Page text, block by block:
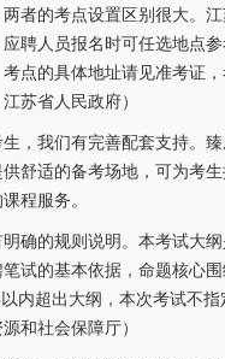
者的考点设置区别很大。
聘人员报名时可任选地点
点的具体地址请见准考证
苏省人民政府）
，我们有完善配套支持。
舒适的备考场地，可为考生
程服务。
确的规则说明。本考试大
试的基本依据，命题核心围
内超出大纲，本次考试不
和社会保障厅）